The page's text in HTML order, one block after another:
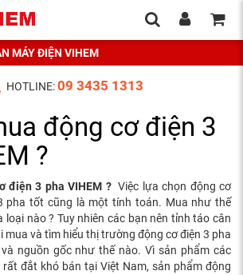
MÁY ĐIỆN VIHEM
HOTLINE:09 3435 1313
động cơ điện 3
?
điện 3 pha VIHEM ?Việc lựa chọn động cơ
pha tốt cũng là một tính toán. Mua như thế
loại nào ? Tuy nhiên các bạn nên tỉnh táo cân
mua và tìm hiểu thị trường động cơ điện 3 pha
nguồn gốc như thế nào. Vì sản phẩm các
đắt khó bán tại Việt Nam, sản phẩm động